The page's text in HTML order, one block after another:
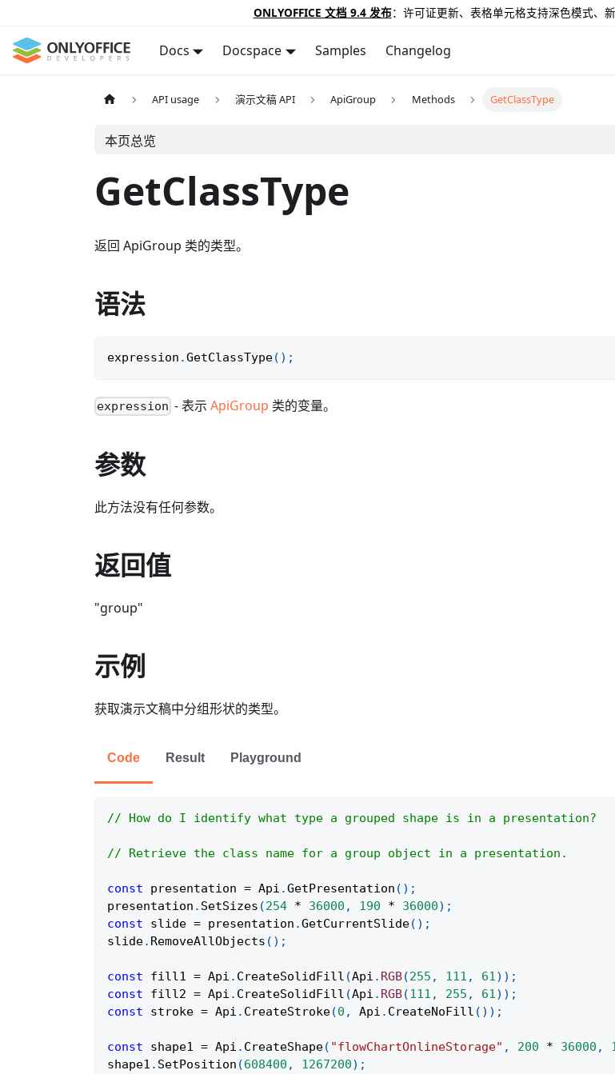
ONLYOFFICE 文档 9.4 发布：许可证更新、表格单元格支持深色模式、
Docs Docspace Samples Changelog
API usage 演示文稿 API ApiGroup Methods GetClassType
本页总览
GetClassType
返回 ApiGroup 类的类型。
语法
expression .GetClassType( ) ;
expression - 表示ApiGroup 类的变量。
参数
此方法没有任何参数。
返回值
"group"
示例
获取演示文稿中分组形状的类型。
Code Result Playground
// How do I identify what type a grouped shape is in a presentation?
// Retrieve the class name for a group object in a presentation.
const presentation = Api .GetPresentation ( ) ;
presentation . SetSizes (254 * 36000 , 190 * 36000) ;
const slide = presentation .GetCurrentSlide( ) ;
slide. RemoveAllObjects ( ) ;
const fill1 = Api . CreateSolidFill (Api . RGB(255 , 111 , 61) ) ;
const fill2 = Api . CreateSolidFill (Api . RGB(111 , 255 , 61) ) ;
const stroke = Api . CreateStroke(0 , Api . CreateNoFill ( ) ) ;
const shape1 = Api . CreateShape( "flowChartOnlineStorage" , 200 * 36000 ,
shape1 . SetPosition (608400 , 1267200) ;